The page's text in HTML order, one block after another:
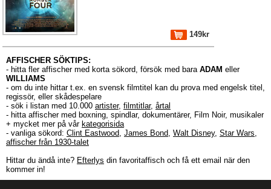
149kr
AFFISCHER SÖKTIPS:
- hitta fler affischer med korta sökord, försök med bara ADAM eller
WILLIAMS
- om du inte hittar t.ex. en svensk filmtitel kan du prova med engelsk titel,
regissör, eller skådespelare
- sök i listan med 10.000 artister, filmtitlar, årtal
- hitta affischer med boxning, spindlar, dokumentärer, Film Noir, musikaler
+ mycket mer på vår kategorisida
- vanliga sökord: Clint Eastwood, James Bond, Walt Disney, Star Wars,
affischer från 1930-talet
Hittar du ändå inte? Efterlys din favoritaffisch och få ett email när den
kommer in!